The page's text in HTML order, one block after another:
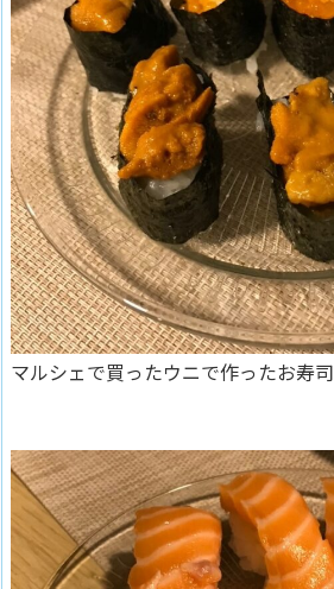
マルシェで買ったウニで作ったお寿司